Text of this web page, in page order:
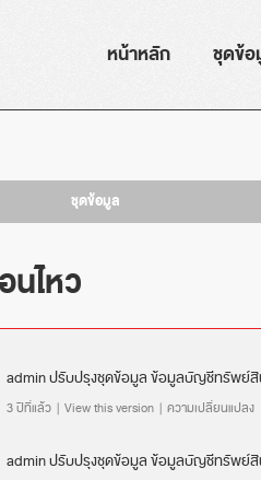
หน้าหลัก ชุดข้
ชุดข้อมูล
นไหว
adminปรับปรุงชุดข้อมูลข้อมูลบัญชีทรัพย์สิ
3 ปีที่แล้ว |View this version |ความเปลี่ยนแปลง
adminปรับปรุงชุดข้อมูลข้อมูลบัญชีทรัพย์สิ